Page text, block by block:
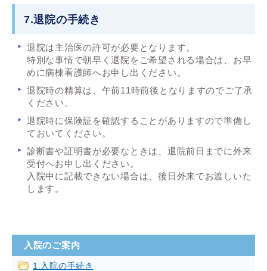
7.退院の手続き
退院は主治医の許可が必要となります。
特別な事情で朝早く退院をご希望される場合は、お早
めに病棟看護師へお申し出ください。
退院時の精算は、午前11時前後となりますのでご了承
ください。
退院時に保険証を確認することがありますので準備し
ておいてください。
診断書や証明書が必要なときは、退院前日までに外来
受付へお申し出ください。
入院中に記載できない場合は、後日外来でお渡しいた
します。
入院のご案内
1.入院の手続き